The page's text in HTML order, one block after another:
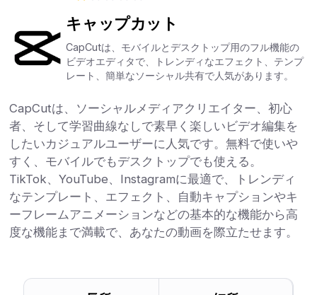
キャップカット
CapCutは、モバイルとデスクトップ用のフル機能の
ビデオエディタで、トレンディなエフェクト、テンプ
レート、簡単なソーシャル共有で人気があります。
CapCutは、ソーシャルメディアクリエイター、初心
者、そして学習曲線なしで素早く楽しいビデオ編集を
したいカジュアルユーザーに人気です。無料で使いや
すく、モバイルでもデスクトップでも使える。
TikTok、YouTube、Instagramに最適で、トレンディ
なテンプレート、エフェクト、自動キャプションやキ
ーフレームアニメーションなどの基本的な機能から高
度な機能まで満載で、あなたの動画を際立たせます。